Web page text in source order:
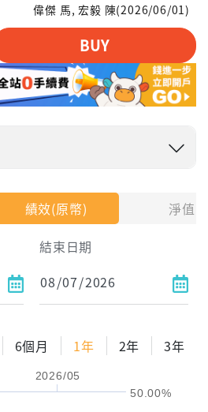
績效(原幣)
淨值
結束日期
6個月 1年 2年 3年
2026/05
50.00%
偉傑 馬, 宏毅 陳(2026/06/01)
BUY
依比例
年化自由Pay率